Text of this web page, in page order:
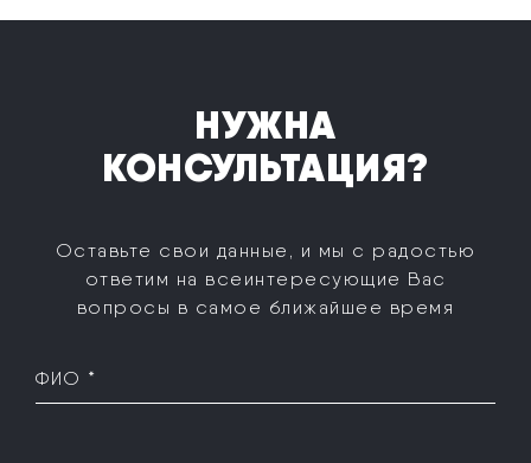
НУЖНА
КОНСУЛЬТАЦИЯ?
Оставьте свои данные, и мы с радостью
ответим на все интересующие Вас
вопросы в самое ближайшее время
ФИО *